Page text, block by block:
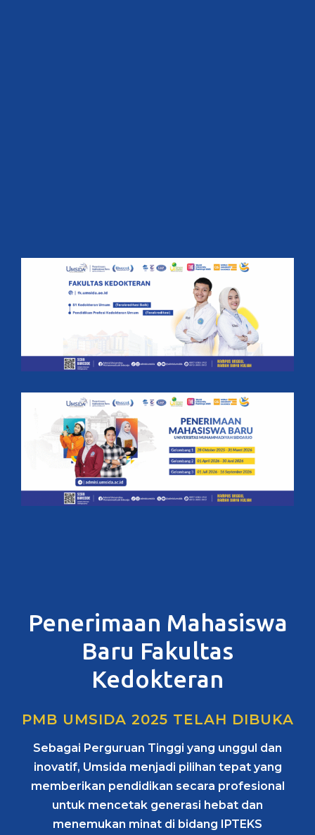
Penerimaan Mahasiswa
Baru Fakultas
Kedokteran
PMB UMSIDA 2025 TELAH DIBUKA
Sebagai Perguruan Tinggi yang unggul dan
inovatif, Umsida menjadi pilihan tepat yang
memberikan pendidikan secara profesional
untuk mencetak generasi hebat dan
menemukan minat di bidang IPTEKS